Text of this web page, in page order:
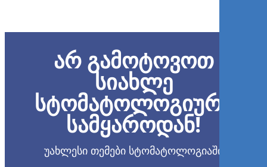
Atendimento criancas
Renata Guaré
Დარეგისტრირდით ახლა
არ გამოტოვოთ
სიახლე
სტომატოლოგიური
სამყაროდან!
უახლესი თემები სტომატოლოგიაში